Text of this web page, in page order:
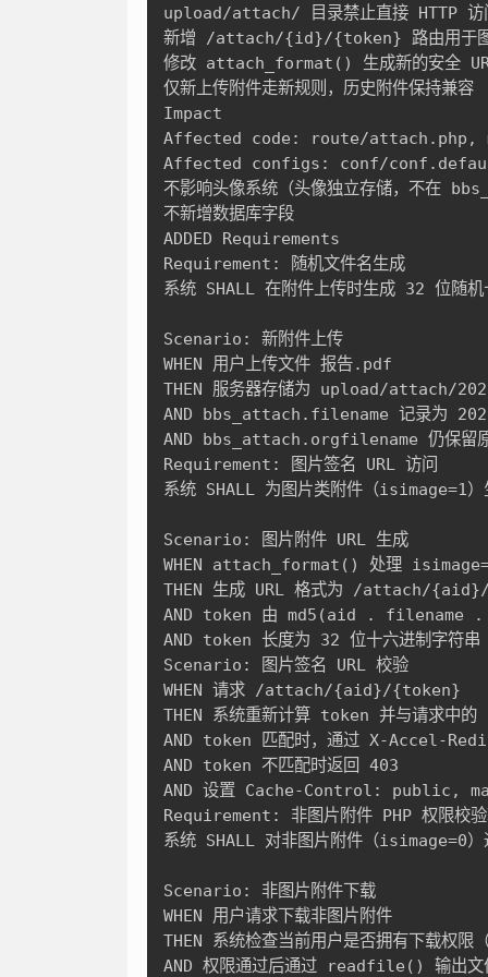
upload/attach/ 目录禁止直接 HTTP
新增 /attach/{id}/{token} 路由用于图
修改 attach_format() 生成新的安全
仅新上传附件走新规则，历史附件保持兼容
Impact
Affected code: route/attach.php,
Affected configs: conf/
不影响头像系统（头像独立存储，不在
不新增数据库字段
ADDED Requirements
Requirement: 随机文件名生成
系统 SHALL 在附件上传时生成 32 位随
Scenario: 新附件上传
WHEN 用户上传文件 报告.pdf
THEN 服务器存储为 upload/attach/
AND bbs_attach.filename 记录为
AND bbs_attach.orgfilename 仍保留
Requirement: 图片签名 URL 访问
系统 SHALL 为图片类附件（
Scenario: 图片附件 URL 生成
WHEN attach_format() 处理
THEN 生成 URL 格式为 /attach/
AND token 由 md5(aid . filename .
AND token 长度为 32 位十六进制字符串
Scenario: 图片签名 URL 校验
WHEN 请求 /attach/{aid}/{token}
THEN 系统重新计算 token 并与请求中
AND token 匹配时，通过 X-Accel-
AND token 不匹配时返回 403
AND 设置 Cache-Control: public,
Requirement: 非图片附件 PHP 权限校验
系统 SHALL 对非图片附件（isimage=0）
Scenario: 非图片附件下载
WHEN 用户请求下载非图片附件
THEN 系统检查当前用户是否拥有下
AND 权限通过后通过 readfile() 输出